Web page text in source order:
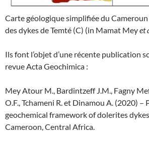
Carte géologique simplifiée du
des dykes de Temté (C) (in Mamat Meyet
Ils font l’objet d’une récente publication
revue Acta Geochimica :
Mey Atour M., Bardintzeff J.M., Fagny
O.F., Tchameni R. et Dinamou A. (2020) –
geochemical framework of dolerites
Cameroon, Central Africa.